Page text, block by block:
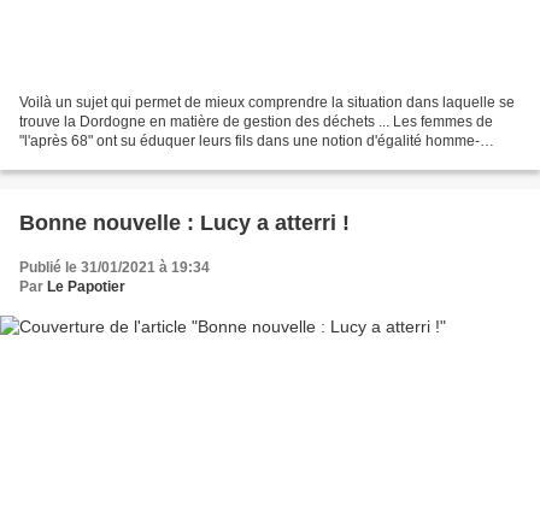
Voilà un sujet qui permet de mieux comprendre la situation dans laquelle se
trouve la Dordogne en matière de gestion des déchets ... Les femmes de
"l'après 68" ont su éduquer leurs fils dans une notion d'égalité homme-
Bonne nouvelle : Lucy a atterri !
Publié le 31/01/2021 à 19:34
Par Le Papotier